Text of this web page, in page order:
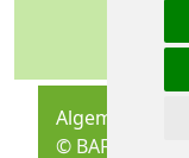
Algemene
© BAFA 2026